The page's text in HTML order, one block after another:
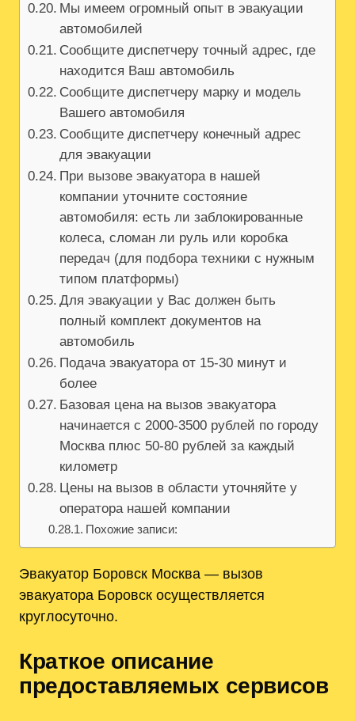
Мы имеем огромный опыт в эвакуации
автомобилей
Сообщите диспетчеру точный адрес, где
находится Ваш автомобиль
Сообщите диспетчеру марку и модель
Вашего автомобиля
Сообщите диспетчеру конечный адрес
для эвакуации
При вызове эвакуатора в нашей
компании уточните состояние
автомобиля: есть ли заблокированные
колеса, сломан ли руль или коробка
передач (для подбора техники с нужным
типом платформы)
Для эвакуации у Вас должен быть
полный комплект документов на
автомобиль
Подача эвакуатора от 15-30 минут и
более
Базовая цена на вызов эвакуатора
начинается с 2000-3500 рублей по городу
Москва плюс 50-80 рублей за каждый
километр
Цены на вызов в области уточняйте у
оператора нашей компании
Похожие записи:
Эвакуатор Боровск Москва — вызов
эвакуатора Боровск осуществляется
круглосуточно.
Краткое описание
предоставляемых сервисов